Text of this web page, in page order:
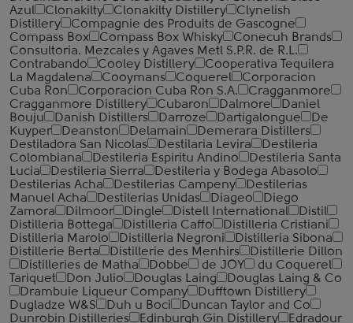
Azul
Clonakilty Clonakilty Distillery
Clynelish
Distillery
Compagnie des Produits de Gascogne
Compass Box
Compass Box Whisky
Conecuh Brands
Consultoria. Mezcales y Agaves Metl S.P.R. de R.L.
Contrabando
Cooley Distillery
Cooperativa Tequilera
La Magdalena
Cooymans Coquerel
Corporacion
Cuba Ron
Corporacion Cuba Ron S.A.
Cragganmore
Cragganmore Distillery
Cubaron Dalmore
Daniel
Bouju
Danish Distillers Darroze Dartigalongue
De
Kuyper
Deanston Delamain
Demerara Distillers
Destiladora San Nicolas
Destilaria Levira
Destileria
Colombiana
Destileria Espiritu Andino
Destileria Santa
Lucia
Destileria Sierra
Destileria y Bodega Abasolo
Destilerias Acha
Destilerias Campeny
Destilerias
Manuel Acha
Destilerias Unidas Diageo
Diego
Zamora
Dilmoor Dingle Distell International
Distil
Distilleria Bottega
Distilleria Caffo
Distilleria Cristiani
Distilleria Marolo
Distilleria Negroni
Distilleria Sibona
Distillerie Berta
Distillerie des Menhirs
Distillerie Dillon
Distilleries de Matha
Dobbe de JOY
du Coquerel
Tariquet
Don Julio Douglas Laing
Douglas Laing & Co
Drambuie Liqueur Company
Dufftown Distillery
Dugladze W&S
Duh u Boci
Duncan Taylor and Co
Dunrobin Distilleries
Edinburgh Gin Distillery
Edradour